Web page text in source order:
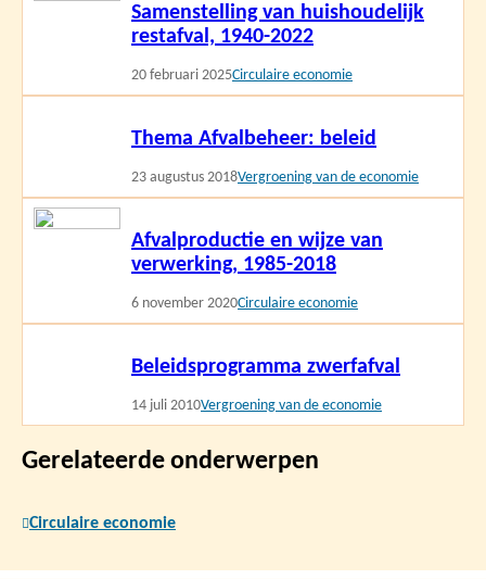
Samenstelling van huishoudelijk
restafval, 1940-2022
20 februari 2025Circulaire economie
Thema Afvalbeheer: beleid
23 augustus 2018Vergroening van de economie
Afvalproductie en wijze van
verwerking, 1985-2018
6 november 2020Circulaire economie
Lees
Beleidsprogramma zwerfafval
14 juli 2010Vergroening van de economie
Gerelateerde onderwerpen
Circulaire economie